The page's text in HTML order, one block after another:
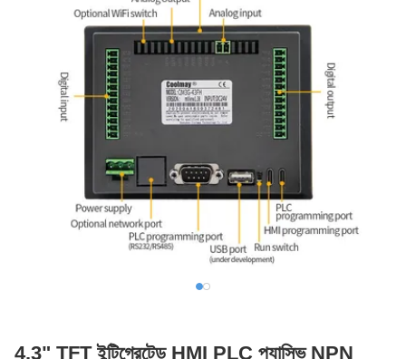
4.3" TFT ইন্টিগ্রেটেড HMI PLC প্যাসিভ NPN